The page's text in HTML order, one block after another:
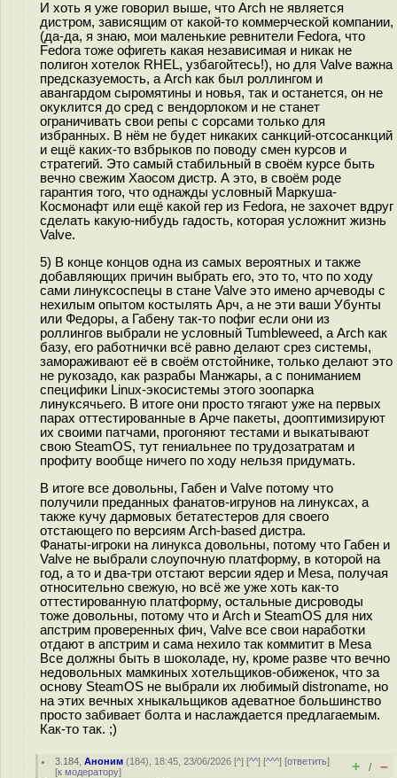
И хоть я уже говорил выше, что Arch не является
дистром, зависящим от какой-то коммерческой компании,
(да-да, я знаю, мои маленькие ревнители Fedora, что
Fedora тоже офигеть какая независимая и никак не
полигон хотелок RHEL, узбагойтесь!), но для Valve важна
предсказуемость, а Arch как был роллингом и
авангардом сыромятины и новья, так и останется, он не
окуклится до сред с вендорлоком и не станет
ограничивать свои репы с сорсами только для
избранных. В нём не будет никаких санкций-отсосанкций
и ещё каких-то взбрыков по поводу смен курсов и
стратегий. Это самый стабильный в своём курсе быть
вечно свежим Хаосом дистр. А это, в своём роде
гарантия того, что однажды условный Маркуша-
Космонафт или ещё какой гер из Fedora, не захочет вдруг
сделать какую-нибудь гадость, которая усложнит жизнь
Valve.
5) В конце концов одна из самых вероятных и также
добавляющих причин выбрать его, это то, что по ходу
сами линуксоспецы в стане Valve это имено арчеводы с
нехилым опытом костылять Арч, а не эти ваши Убунты
или Федоры, а Габену так-то пофиг если они из
роллингов выбрали не условный Tumbleweed, а Arch как
базу, его работнички всё равно делают срез системы,
замораживают её в своём отстойнике, только делают это
не рукозадо, как разрабы Манжары, а с пониманием
специфики Linux-экосистемы этого зоопарка
линуксячьего. В итоге они просто тягают уже на первых
парах оттестированные в Арче пакеты, дооптимизируют
их своими патчами, прогоняют тестами и выкатывают
свою SteamOS, тут гениальнее по трудозатратам и
профиту вообще ничего по ходу нельзя придумать.
В итоге все довольны, Габен и Valve потому что
получили преданных фанатов-игрунов на линуксах, а
также кучу дармовых бетатестеров для своего
отстающего по версиям Arch-based дистра.
Фанаты-игроки на линукса довольны, потому что Габен и
Valve не выбрали слоупочную платформу, в которой на
год, а то и два-три отстают версии ядер и Mesa, получая
относительно свежую, но всё же уже хоть как-то
оттестированную платформу, остальные дисроводы
тоже довольны, потому что и Arch и SteamOS для них
апстрим проверенных фич, Valve все свои наработки
отдают в апстрим и сама нехило так коммитит в Mesa
Все должны быть в шоколаде, ну, кроме разве что вечно
недовольных мамкиных хотельщиков-обиженок, что за
основу SteamOS не выбрали их любимый distroname, но
на этих вечных хныкальщиков адеватное большинство
просто забивает болта и наслаждается предлагаемым.
Как-то так. ;)
3.184 ,Аноним (184), 18:45, 23/06/2026 [^] [^^] [^^^] [ответить]
[к модератору] + / –